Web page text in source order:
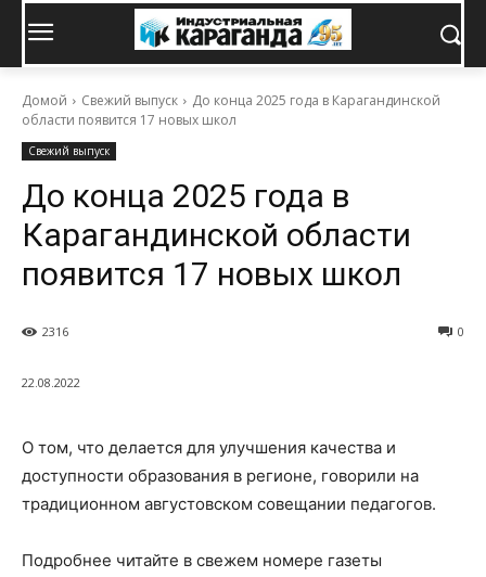
Домой Свежий выпуск
До конца 2025 года в Карагандинской
области появится 17 новых школ
Свежий выпуск
До конца 2025 года в
Карагандинской области
появится 17 новых школ
0
2316
22.08.2022
О том, что делается для улучшения качества и
доступности образования в регионе, говорили на
традиционном августовском совещании педагогов.
Подробнее читайте в свежем номере газеты